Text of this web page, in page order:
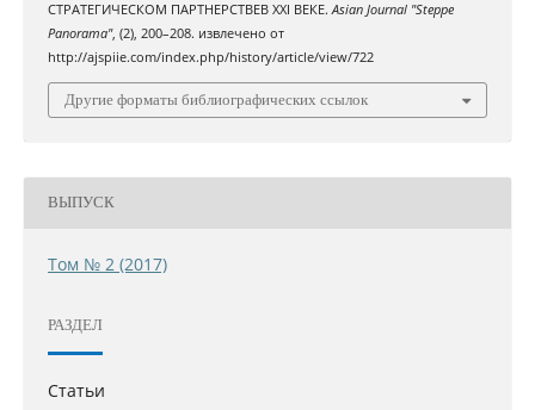
СТРАТЕГИЧЕСКОМ ПАРТНЕРСТВЕВ ХХІ ВЕКЕ.Asian Journal "Steppe
Panorama", (2), 200–208. извлечено от
http://ajspiie.com/index.php/history/article/view/722
Другие форматы библиографических ссылок
ВЫПУСК
Том № 2 (2017)
РАЗДЕЛ
Статьи